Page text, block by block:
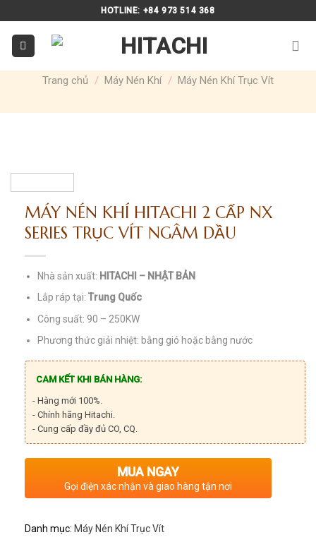
to
content
HOTLINE: +84 973 514 368
Trang chủ / Máy Nén Khí / Máy Nén Khí Trục Vít
MÁY NÉN KHÍ HITACHI 2 CẤP NX
SERIES TRỤC VÍT NGÂM DẦU
Nhà sản xuất: HITACHI – NHẬT BẢN
Lắp ráp tại:Trung Quốc
Công suất: 90 – 250KW
Phương thức giải nhiệt: bằng gió hoặc bằng nước
CAM KẾT KHI BÁN HÀNG:
- Hàng mới 100%.
- Chính hãng Hitachi.
- Cung cấp đầy đủ CO, CQ.
MUA NGAY
Gọi điện xác nhận và giao hàng tận nơi
Danh mục: Máy Nén Khí Trục Vít